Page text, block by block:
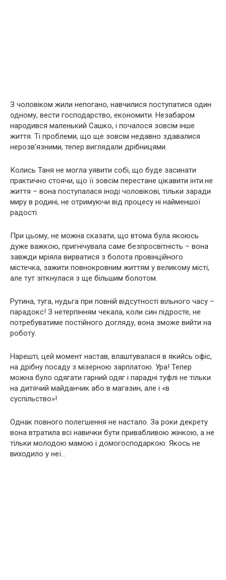
З чоловіком жили непогано, навчилися поступатися один
одному, вести господарство, економити. Незабаром
народився маленький Сашко, і почалося зовсім інше
життя. Ті проблеми, що ще зовсім недавно здавалися
нерозв’язними, тепер виглядали дрібницями.
Колись Таня не могла уявити собі, що буде засинати
практично стоячи, що її зовсім перестане цікавити інти.не
життя – вона поступалася іноді чоловікові, тільки заради
миру в родині, не отримуючи від процесу ні найменшої
радості.
При цьому, не можна сказати, що втома була якоюсь
дуже важкою, пригнічувала саме безпросвітність – вона
завжди мріяла вирватися з болота провінційного
містечка, зажити повнокровним життям у великому місті,
але тут зіткнулася з ще більшим болотом.
Рутина, туга, нудьга при повній відсутності вільного часу –
парадокс! З нетерпінням чекала, коли син підросте, не
потребуватиме постійного догляду, вона зможе вийти на
роботу.
Нарешті, цей момент настав, влаштувалася в якийсь офіс,
на дрібну посаду з мізерною зарплатою. Ура! Тепер
можна було одягати гарний одяг і парадні туфлі не тільки
на дитячий майданчик або в магазин, але і «в
суспільство»!
Однак повного полегшення не настало. За роки декрету
вона втратила всі навички бути привабливою жінкою, а не
тільки молодою мамою і домогосподаркою. Якось не
виходило у неї…